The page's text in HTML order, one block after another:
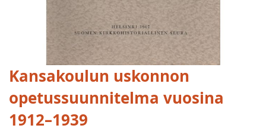
Hoppa
till
början
bildgalleriet
Kansakoulun uskonnon
opetussuunnitelma vuosina
1912–1939